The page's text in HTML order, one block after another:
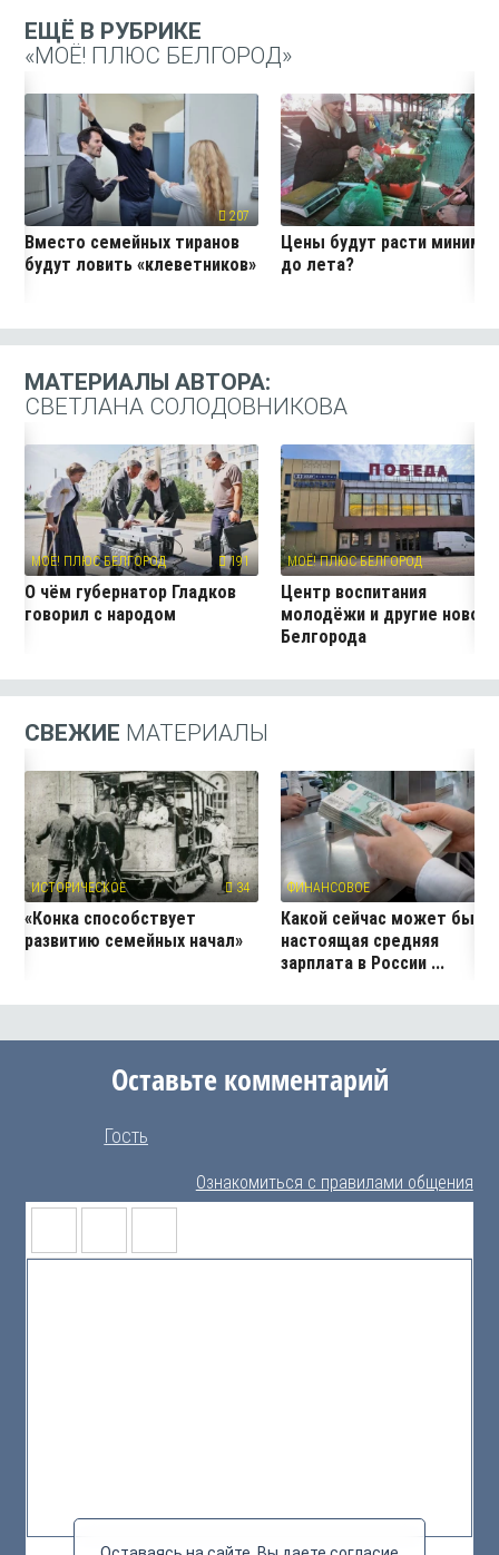
ЕЩЁ В РУБРИКЕ
«МОЁ! ПЛЮС БЕЛГОРОД»
207
Вместо семейных тиранов
будут ловить «клеветников»
Цены будут расти
до лета?
МАТЕРИАЛЫ АВТОРА:
СВЕТЛАНА СОЛОДОВНИКОВА
МОЁ! ПЛЮС БЕЛГОРОД 191
О чём губернатор Гладков
говорил с народом
МОЁ! ПЛЮС БЕЛГОРОД
Центр воспитания
молодёжи и другие
Белгорода
СВЕЖИЕ МАТЕРИАЛЫ
ИСТОРИЧЕСКОЕ 34
«Конка способствует
развитию семейных начал»
ФИНАНСОВОЕ
Какой сейчас может быть
настоящая средняя
зарплата в России ...
Оставьте комментарий
Гость
Ознакомиться с правилами общения